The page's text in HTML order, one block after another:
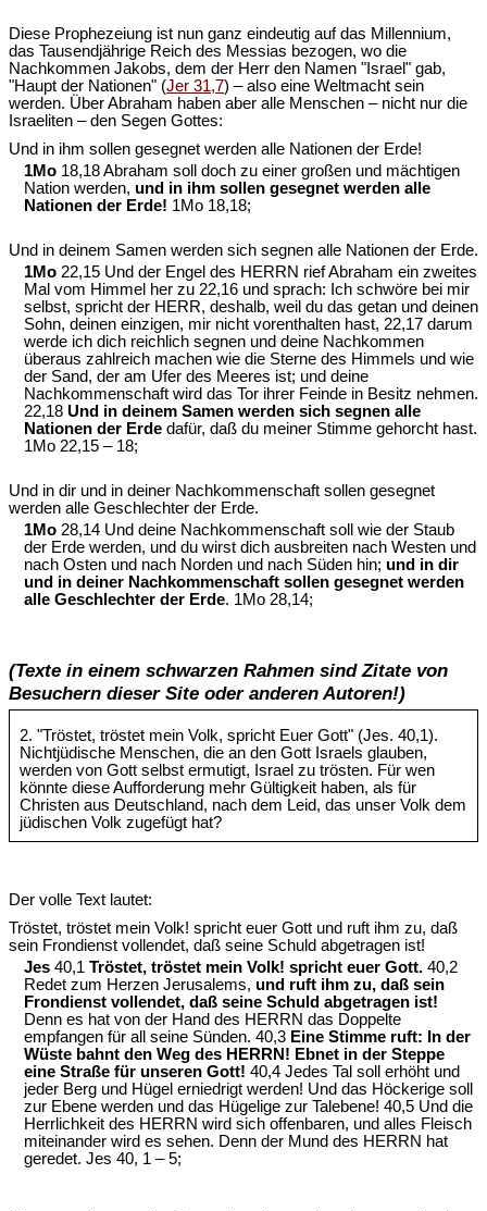
Diese Prophezeiung ist nun ganz eindeutig auf das Millennium,
das Tausendjährige Reich des Messias bezogen, wo die
Nachkommen Jakobs, dem der Herr den Namen "Israel" gab,
"Haupt der Nationen" (Jer 31,7) – also eine Weltmacht sein
werden. Über Abraham haben aber alle Menschen – nicht nur die
Israeliten – den Segen Gottes:
Und in ihm sollen gesegnet werden alle Nationen der Erde!
1Mo 18,18 Abraham soll doch zu einer großen und mächtigen
Nation werden, und in ihm sollen gesegnet werden alle
Nationen der Erde! 1Mo 18,18;
Und in deinem Samen werden sich segnen alle Nationen der Erde.
1Mo 22,15 Und der Engel des HERRN rief Abraham ein zweites
Mal vom Himmel her zu 22,16 und sprach: Ich schwöre bei mir
selbst, spricht der HERR, deshalb, weil du das getan und deinen
Sohn, deinen einzigen, mir nicht vorenthalten hast, 22,17 darum
werde ich dich reichlich segnen und deine Nachkommen
überaus zahlreich machen wie die Sterne des Himmels und wie
der Sand, der am Ufer des Meeres ist; und deine
Nachkommenschaft wird das Tor ihrer Feinde in Besitz nehmen.
22,18 Und in deinem Samen werden sich segnen alle
Nationen der Erde dafür, daß du meiner Stimme gehorcht hast.
1Mo 22,15 – 18;
Und in dir und in deiner Nachkommenschaft sollen gesegnet
werden alle Geschlechter der Erde.
1Mo 28,14 Und deine Nachkommenschaft soll wie der Staub
der Erde werden, und du wirst dich ausbreiten nach Westen und
nach Osten und nach Norden und nach Süden hin; und in dir
und in deiner Nachkommenschaft sollen gesegnet werden
alle Geschlechter der Erde. 1Mo 28,14;
(Texte in einem schwarzen Rahmen sind Zitate von
Besuchern dieser Site oder anderen Autoren!)
2. "Tröstet, tröstet mein Volk, spricht Euer Gott" (Jes. 40,1).
Nichtjüdische Menschen, die an den Gott Israels glauben,
werden von Gott selbst ermutigt, Israel zu trösten. Für wen
könnte diese Aufforderung mehr Gültigkeit haben, als für
Christen aus Deutschland, nach dem Leid, das unser Volk dem
jüdischen Volk zugefügt hat?
Der volle Text lautet:
Tröstet, tröstet mein Volk! spricht euer Gott und ruft ihm zu, daß
sein Frondienst vollendet, daß seine Schuld abgetragen ist!
Jes 40,1 Tröstet, tröstet mein Volk! spricht euer Gott. 40,2
Redet zum Herzen Jerusalems, und ruft ihm zu, daß sein
Frondienst vollendet, daß seine Schuld abgetragen ist!
Denn es hat von der Hand des HERRN das Doppelte
empfangen für all seine Sünden. 40,3 Eine Stimme ruft: In der
Wüste bahnt den Weg des HERRN! Ebnet in der Steppe
eine Straße für unseren Gott! 40,4 Jedes Tal soll erhöht und
jeder Berg und Hügel erniedrigt werden! Und das Höckerige soll
zur Ebene werden und das Hügelige zur Talebene! 40,5 Und die
Herrlichkeit des HERRN wird sich offenbaren, und alles Fleisch
miteinander wird es sehen. Denn der Mund des HERRN hat
geredet. Jes 40, 1 – 5;